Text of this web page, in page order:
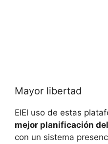
Mayor libertad
ElEl uso de estas
mejor planificación
con un sistema